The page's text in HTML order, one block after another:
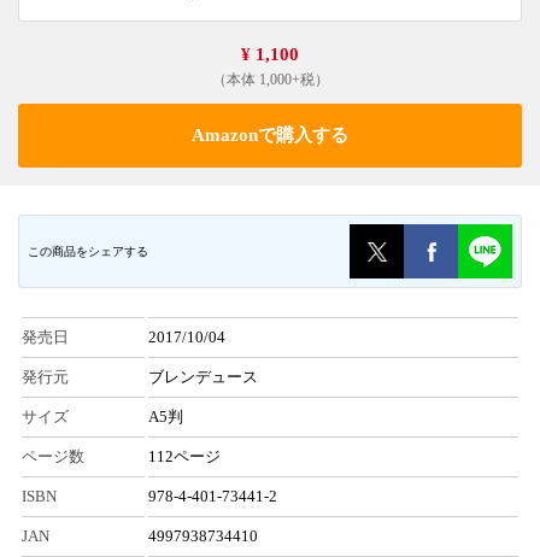
¥ 1,100
（本体 1,000+税）
Amazonで購入する
この商品をシェアする
発売日 2017/10/04
発行元 ブレンデュース
サイズ A5判
ページ数 112ページ
ISBN 978-4-401-73441-2
JAN 4997938734410